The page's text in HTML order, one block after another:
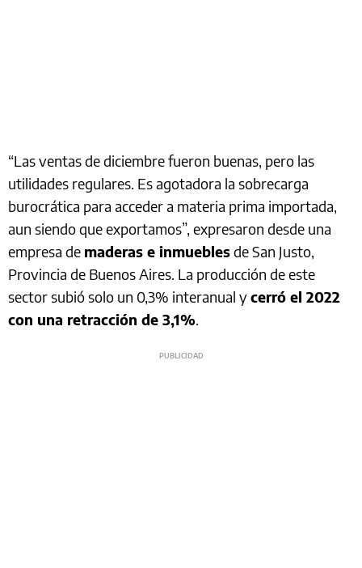
“Las ventas de diciembre fueron buenas, pero las
utilidades regulares. Es agotadora la sobrecarga
burocrática para acceder a materia prima importada,
aun siendo que exportamos”, expresaron desde una
empresa de maderas e inmueblesde San Justo,
Provincia de Buenos Aires. La producción de este
sector subió solo un 0,3% interanual ycerró el 2022
con una retracción de 3,1%.